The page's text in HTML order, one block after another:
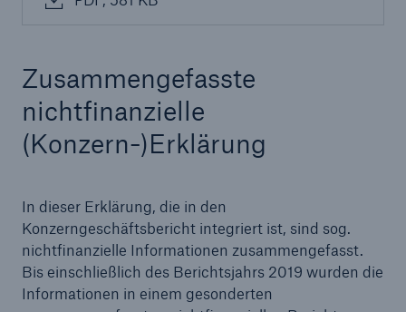
Zusammengefasste
nichtfinanzielle
(Konzern-)Erklärung
In dieser Erklärung, die in den
Konzerngeschäftsbericht integriert ist, sind sog.
nichtfinanzielle Informationen zusammengefasst.
Bis einschließlich des Berichtsjahrs 2019 wurden die
Informationen in einem gesonderten